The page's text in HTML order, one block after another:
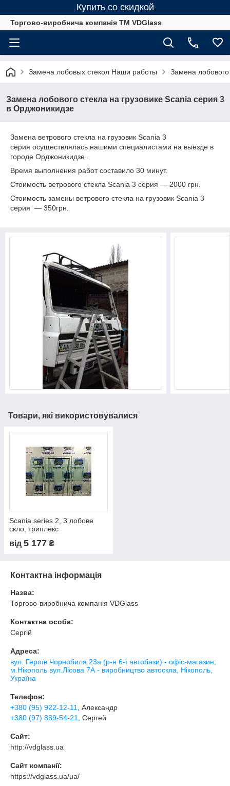
Купить со скидкой
Торгово-виробнича компанія ТМ VDGlass
Замена лобовых стекол Наши работы Замена
Замена лобового стекла на грузовике Scania серия 3
в Орджоникидзе
Замена ветрового стекла на грузовик Scania 3
серия осуществлялась нашими специалистами на выезде в
городе Орджоникидзе .
Время выполнения работ составило 30 минут.
Стоимость ветрового стекла Scania 3 серия ― 2000 грн.
Стоимость замены ветрового стекла на грузовик Scania 3
серия ― 350грн.
Товари, які використовувалися
Scania series 2, 3 лобове
скло, триплекс
від 5 177 ₴
Контактна інформація
Назва:
Торгово-виробнича компанія VDGlass
Контактна особа:
Сергій
Адреса:
вул. Героїв Чорнобиля 23а (р-н 6-ї автобази) - офіс-магазин;
м.Нікополь вул.Лісова 7А - виробництво автоскла, Нікополь,
Україна
Телефон:
+380 (95) 922-12-11
, Александр
+380 (97) 889-54-21
, Сергей
Сайт:
http://vdglass.ua
Сайт компанії:
https://vdglass.ua/ua/